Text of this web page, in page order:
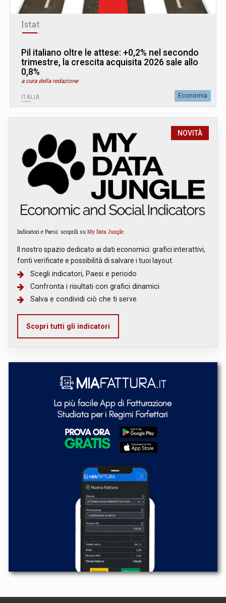
Istat
Pil italiano oltre le attese: +0,2% nel secondo
trimestre, la crescita acquisita 2026 sale allo
0,8%
a cura della redazione
ITALIA Economia
NOVITÀ
Indicatori e Paesi: scoprili su My Data Jungle
Il nostro spazio dedicato ai dati economici: grafici interattivi,
fonti verificate e possibilità di salvare i tuoi layout.
Scegli indicatori, Paesi e periodo
Confronta i risultati con grafici dinamici
Salva e condividi ciò che ti serve
Scopri tutti gli indicatori